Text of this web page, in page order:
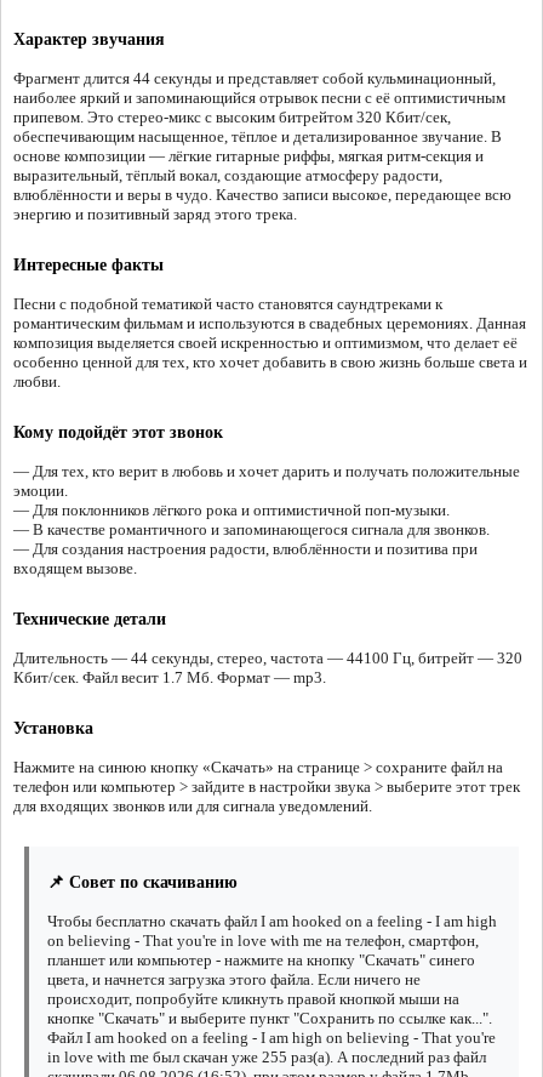
Характер звучания
Фрагмент длится 44 секунды и представляет собой кульминационный,
наиболее яркий и запоминающийся отрывок песни с её оптимистичным
припевом. Это стерео-микс с высоким битрейтом 320 Кбит/сек,
обеспечивающим насыщенное, тёплое и детализированное звучание. В
основе композиции — лёгкие гитарные риффы, мягкая ритм-секция и
выразительный, тёплый вокал, создающие атмосферу радости,
влюблённости и веры в чудо. Качество записи высокое, передающее всю
энергию и позитивный заряд этого трека.
Интересные факты
Песни с подобной тематикой часто становятся саундтреками к
романтическим фильмам и используются в свадебных церемониях. Данная
композиция выделяется своей искренностью и оптимизмом, что делает её
особенно ценной для тех, кто хочет добавить в свою жизнь больше света и
любви.
Кому подойдёт этот звонок
— Для тех, кто верит в любовь и хочет дарить и получать положительные
эмоции.
— Для поклонников лёгкого рока и оптимистичной поп-музыки.
— В качестве романтичного и запоминающегося сигнала для звонков.
— Для создания настроения радости, влюблённости и позитива при
входящем вызове.
Технические детали
Длительность — 44 секунды, стерео, частота — 44100 Гц, битрейт — 320
Кбит/сек. Файл весит 1.7 Мб. Формат — mp3.
Установка
Нажмите на синюю кнопку «Скачать» на странице > сохраните файл на
телефон или компьютер > зайдите в настройки звука > выберите этот трек
для входящих звонков или для сигнала уведомлений.
📌 Совет по скачиванию
Чтобы бесплатно скачать файл I am hooked on a feeling - I am high
on believing - That you're in love with me на телефон, смартфон,
планшет или компьютер - нажмите на кнопку "Скачать" синего
цвета, и начнется загрузка этого файла. Если ничего не
происходит, попробуйте кликнуть правой кнопкой мыши на
кнопке "Скачать" и выберите пункт "Сохранить по ссылке как...".
Файл I am hooked on a feeling - I am high on believing - That you're
in love with me был скачан уже 255 раз(а). А последний раз файл